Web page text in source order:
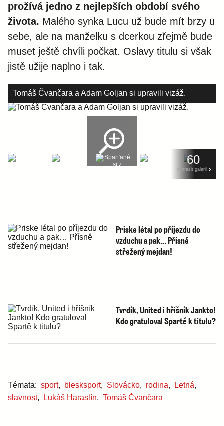
prožívá jedno z nejlepších období svého
života. Malého synka Lucu už bude mít brzy u
sebe, ale na manželku s dcerkou zřejmě bude
muset ještě chvíli počkat. Oslavy titulu si však
jistě užije naplno i tak.
Tomáš Čvančara a Adam Goljan si upravili vizáž.
60
zobrazit galerii
Priske létal po příjezdu do
vzduchu a pak… Přísně
střežený mejdan!
Tvrdík, United i hříšník Jankto!
Kdo gratuloval Spartě k titulu?
Témata: sport, blesksport, Slovácko, rodina, Letná,
slavnost, Lukáš Haraslín, Tomáš Čvančara